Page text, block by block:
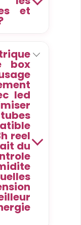
et
box
led
reel
du